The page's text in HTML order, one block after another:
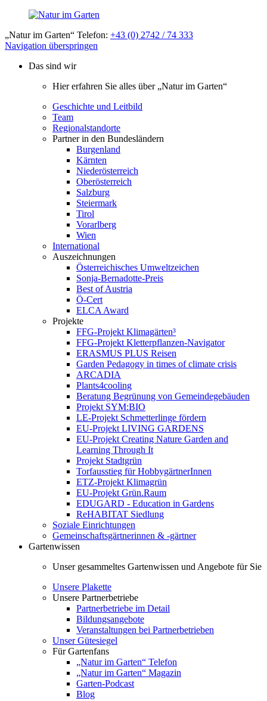
„Natur im Garten“ Telefon: +43 (0) 2742 / 74 333
Navigation überspringen
Das sind wir
Hier erfahren Sie alles über „Natur im Garten“
Geschichte und Leitbild
Team
Regionalstandorte
Partner in den Bundesländern
Burgenland
Kärnten
Niederösterreich
Oberösterreich
Salzburg
Steiermark
Tirol
Vorarlberg
Wien
International
Auszeichnungen
Österreichisches Umweltzeichen
Sonja-Bernadotte-Preis
Best of Austria
Ö-Cert
ELCA Award
Projekte
FFG-Projekt Klimagärten³
FFG-Projekt Kletterpflanzen-Navigator
ERASMUS PLUS Reisen
Garden Pedagogy in times of climate crisis
ARCADIA
Plants4cooling
Beratung Begrünung von Gemeindegebäuden
Projekt SYM:BIO
LE-Projekt Schmetterlinge fördern
EU-Projekt LIVING GARDENS
EU-Projekt Creating Nature Garden and
Learning Through It
Projekt Stadtgrün
Torfausstieg für HobbygärtnerInnen
ETZ-Projekt Klimagrün
EU-Projekt Grün.Raum
EDUGARD - Education in Gardens
ReHABITAT Siedlung
Soziale Einrichtungen
Gemeinschaftsgärtnerinnen & -gärtner
Gartenwissen
Unser gesammeltes Gartenwissen und Angebote für Sie
Unsere Plakette
Unsere Partnerbetriebe
Partnerbetriebe im Detail
Bildungsangebote
Veranstaltungen bei Partnerbetrieben
Unser Gütesiegel
Für Gartenfans
„Natur im Garten“ Telefon
„Natur im Garten“ Magazin
Garten-Podcast
Blog